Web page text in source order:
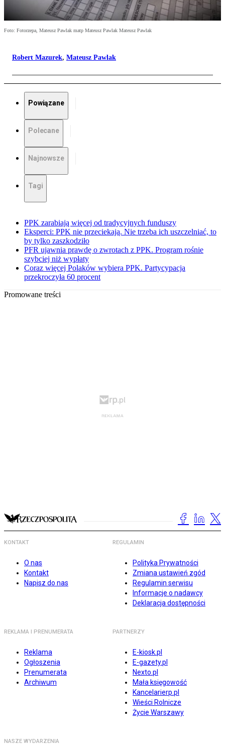
Foto: Fotorzepa, Mateusz Pawlak matp Mateusz Pawlak Mateusz Pawlak
Robert Mazurek, Mateusz Pawlak
Powiązane
Polecane
Najnowsze
Tagi
PPK zarabiają więcej od tradycyjnych funduszy
Eksperci: PPK nie przeciekają. Nie trzeba ich uszczelniać, to
by tylko zaszkodziło
PFR ujawnia prawdę o zwrotach z PPK. Program rośnie
szybciej niż wypłaty
Coraz więcej Polaków wybiera PPK. Partycypacja
przekroczyła 60 procent
Promowane treści
KONTAKT
O nas
Kontakt
Napisz do nas
REGULAMIN
Polityka Prywatności
Zmiana ustawień zgód
Regulamin serwisu
Informacje o nadawcy
Deklaracja dostępności
REKLAMA I PRENUMERATA
Reklama
Ogłoszenia
Prenumerata
Archiwum
PARTNERZY
E-kiosk.pl
E-gazety.pl
Nexto.pl
Mała księgowość
Kancelarierp.pl
Wieści Rolnicze
Życie Warszawy
NASZE WYDARZENIA